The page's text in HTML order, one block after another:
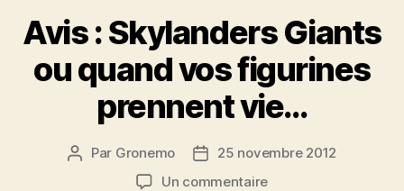
Avis : Skylanders Giants
ou quand vos figurines
prennent vie…
Auteur
Par Gronemo
Date25 novembre 2012
Un commentairesur